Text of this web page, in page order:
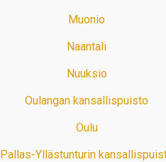
Muonio
Naantali
Nuuksio
Oulangan kansallispuisto
Oulu
Pallas-Yllästunturin